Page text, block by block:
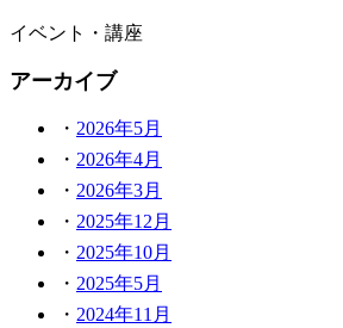
イベント・講座
アーカイブ
2026年5月
2026年4月
2026年3月
2025年12月
2025年10月
2025年5月
2024年11月